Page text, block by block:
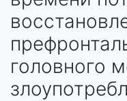
головного